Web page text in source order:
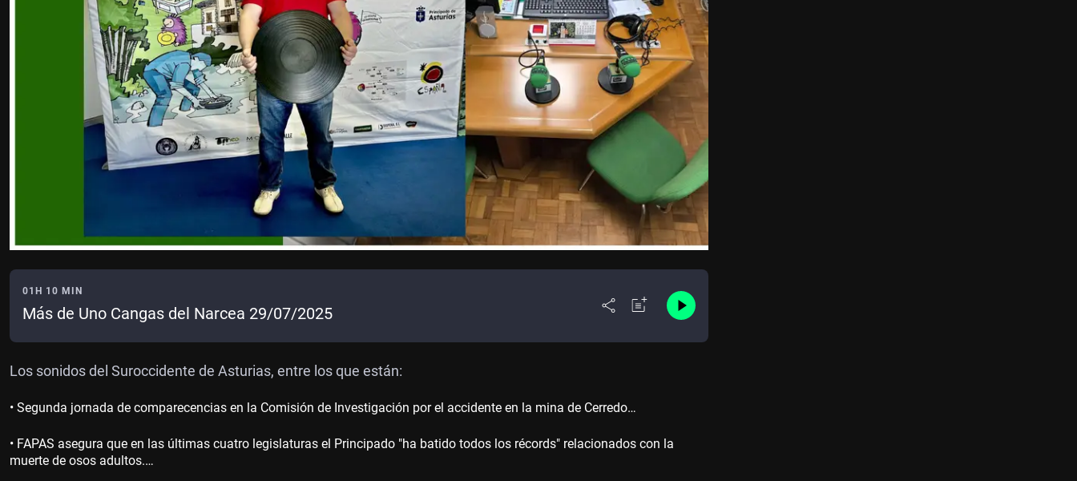
01H 10 MIN
Más de Uno Cangas del Narcea 29/07/2025
Los sonidos del Suroccidente de Asturias, entre los que están:
• Segunda jornada de comparecencias en la Comisión de Investigación por el accidente en la mina de Cerredo…
• FAPAS asegura que en las últimas cuatro legislaturas el Principado "ha batido todos los récords" relacionados con la
muerte de osos adultos.…